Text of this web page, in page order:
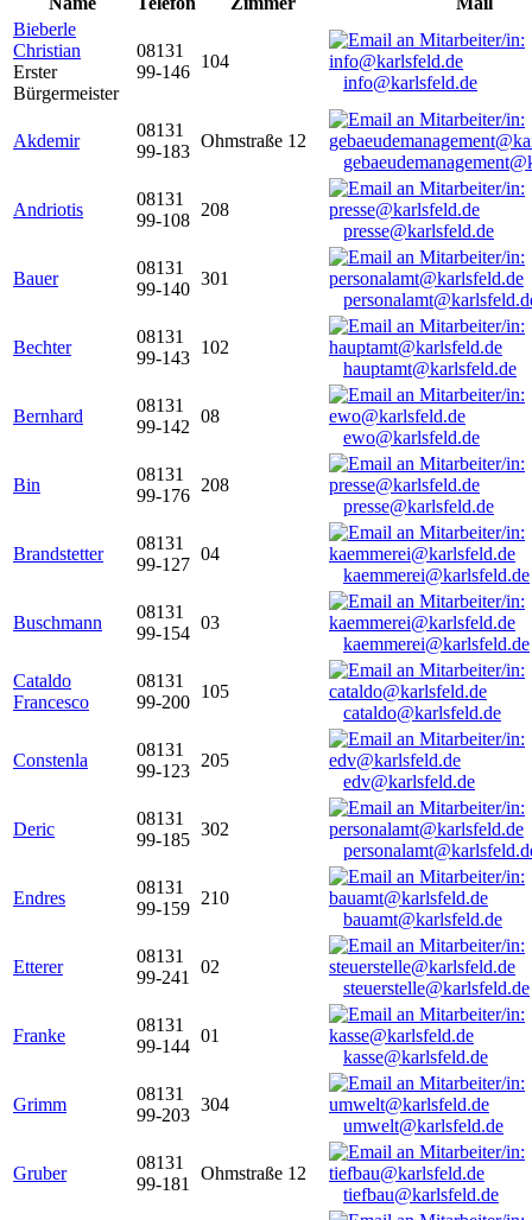
Bieberle
Christian
Erster
Bürgermeister
08131
99-146
104
info@karlsfeld.de
Akdemir
08131
99-183
Ohmstraße 12
Andriotis
08131
99-108
208
presse@karlsfeld.de
Bauer
08131
99-140
301
Bechter
08131
99-143
102
hauptamt@karlsfeld.de
Bernhard
08131
99-142
08
ewo@karlsfeld.de
Bin
08131
99-176
208
presse@karlsfeld.de
Brandstetter
08131
99-127
04
kaemmerei@karlsfeld.de
Buschmann
08131
99-154
03
kaemmerei@karlsfeld.de
Cataldo
Francesco
08131
99-200
105
cataldo@karlsfeld.de
Constenla
08131
99-123
205
edv@karlsfeld.de
Deric
08131
99-185
302
Endres
08131
99-159
210
bauamt@karlsfeld.de
Etterer
08131
99-241
02
steuerstelle@karlsfeld.de
Franke
08131
99-144
01
kasse@karlsfeld.de
Grimm
08131
99-203
304
umwelt@karlsfeld.de
Gruber
08131
99-181
Ohmstraße 12
tiefbau@karlsfeld.de